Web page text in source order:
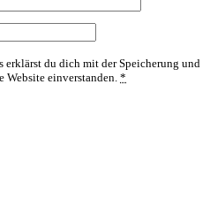
erklärst du dich mit der Speicherung und
einverstanden. *